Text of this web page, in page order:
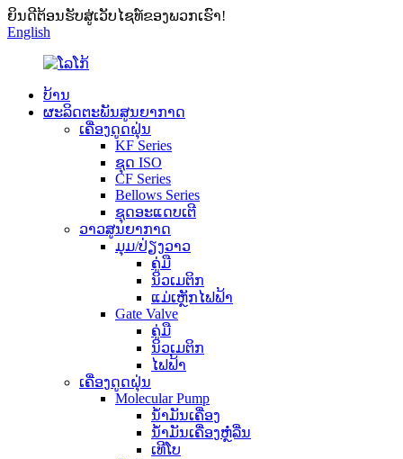
ຍິນດີຕ້ອນຮັບສູ່ເວັບໄຊທ໌ຂອງພວກເຮົາ!
English
ບ້ານ
ຜະລິດຕະພັນສູນຍາກາດ
ເຄື່ອງດູດຝຸ່ນ
KF Series
ຊຸດ ISO
CF Series
Bellows Series
ຊຸດອະແດບເຕີ
ວາວສູນຍາກາດ
ມຸມ/ປ່ຽງວາວ
ຄູ່ມື
ນິວເມຕິກ
ແມ່ເຫຼັກໄຟຟ້າ
Gate Valve
ຄູ່ມື
ນິວເມຕິກ
ໄຟຟ້າ
ເຄື່ອງດູດຝຸ່ນ
Molecular Pump
ນ້ຳມັນເຄື່ອງ
ນໍ້າມັນເຄື່ອງຫຼໍ່ລື່ນ
ເທີໂບ